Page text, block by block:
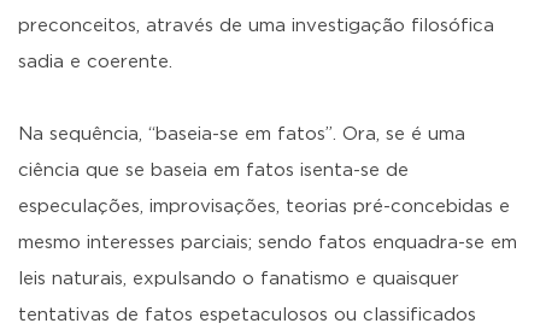
preconceitos, através de uma investigação filosófica
sadia e coerente.
Na sequência, “baseia-se em fatos”. Ora, se é uma
ciência que se baseia em fatos isenta-se de
especulações, improvisações, teorias pré-concebidas e
mesmo interesses parciais; sendo fatos enquadra-se em
leis naturais, expulsando o fanatismo e quaisquer
tentativas de fatos espetaculosos ou classificados